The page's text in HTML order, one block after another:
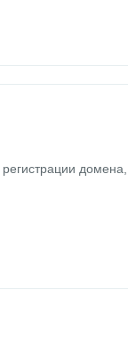
домена,